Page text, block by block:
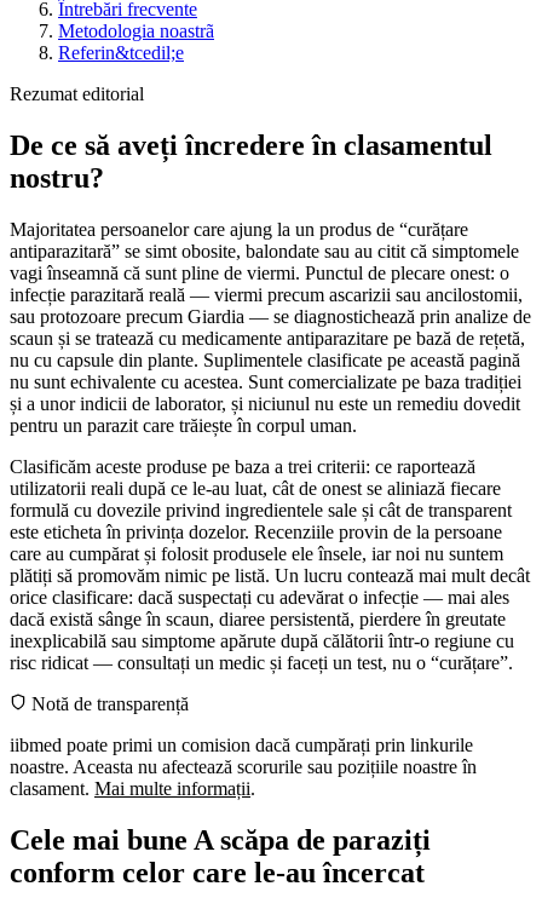
Întrebări frecvente
Metodologia noastrã
Referin&tcedil;e
Rezumat editorial
De ce să aveți încredere în clasamentul
nostru?
Majoritatea persoanelor care ajung la un produs de “curățare
antiparazitară” se simt obosite, balondate sau au citit că simptomele
vagi înseamnă că sunt pline de viermi. Punctul de plecare onest: o
infecție parazitară reală — viermi precum ascarizii sau ancilostomii,
sau protozoare precum Giardia — se diagnostichează prin analize de
scaun și se tratează cu medicamente antiparazitare pe bază de rețetă,
nu cu capsule din plante. Suplimentele clasificate pe această pagină
nu sunt echivalente cu acestea. Sunt comercializate pe baza tradiției
și a unor indicii de laborator, și niciunul nu este un remediu dovedit
pentru un parazit care trăiește în corpul uman.
Clasificăm aceste produse pe baza a trei criterii: ce raportează
utilizatorii reali după ce le-au luat, cât de onest se aliniază fiecare
formulă cu dovezile privind ingredientele sale și cât de transparent
este eticheta în privința dozelor. Recenziile provin de la persoane
care au cumpărat și folosit produsele ele însele, iar noi nu suntem
plătiți să promovăm nimic pe listă. Un lucru contează mai mult decât
orice clasificare: dacă suspectați cu adevărat o infecție — mai ales
dacă există sânge în scaun, diaree persistentă, pierdere în greutate
inexplicabilă sau simptome apărute după călătorii într-o regiune cu
risc ridicat — consultați un medic și faceți un test, nu o “curățare”.
Notă de transparență
iibmed poate primi un comision dacă cumpărați prin linkurile
noastre. Aceasta nu afectează scorurile sau pozițiile noastre în
clasament. Mai multe informații.
Cele mai bune A scăpa de paraziți
conform celor care le-au încercat